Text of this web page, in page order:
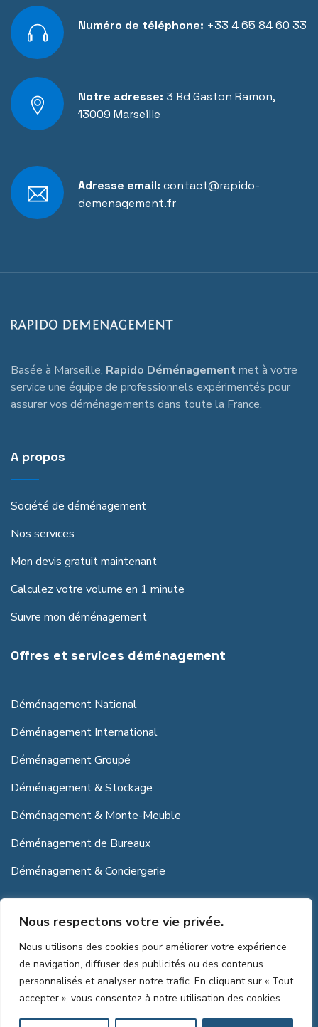
Nous respectons votre vie privée.
Nous utilisons des cookies pour améliorer votre expérience
de navigation, diffuser des publicités ou des contenus
personnalisés et analyser notre trafic. En cliquant sur « Tout
accepter », vous consentez à notre utilisation des cookies.
Numéro de téléphone: +33 4 65 84 60 33
Notre adresse: 3 Bd Gaston Ramon,
13009 Marseille
Adresse email: contact@rapido-
demenagement.fr
Basée à Marseille, Rapido Déménagementmet à votre
service une équipe de professionnels expérimentés pour
assurer vos déménagements dans toute la France.
A propos
Société de déménagement
Nos services
Mon devis gratuit maintenant
Calculez votre volume en 1 minute
Suivre mon déménagement
Offres et services déménagement
Déménagement National
Déménagement International
Déménagement Groupé
Déménagement & Stockage
Déménagement & Monte-Meuble
Déménagement de Bureaux
Déménagement & Conciergerie